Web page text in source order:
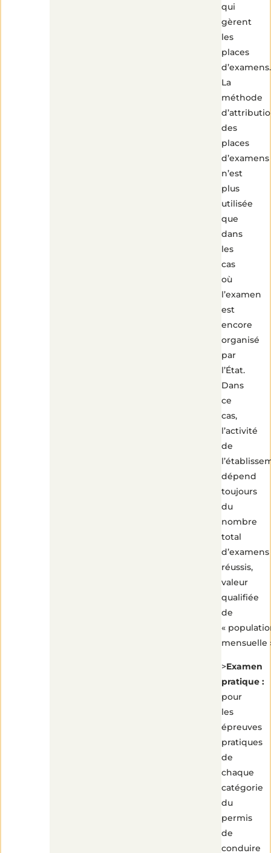
qui
gèrent
les
places
d’examens.
La
méthode
des
places
d’examens
n’est
plus
utilisée
que
dans
les
cas
où
l’examen
est
encore
organisé
par
l’État.
Dans
ce
cas,
l’activité
de
dépend
toujours
du
nombre
total
d’examens
réussis,
valeur
qualifiée
de
«
mensuelle
>Examen
pratique :
pour
les
épreuves
pratiques
de
chaque
catégorie
du
permis
de
conduire